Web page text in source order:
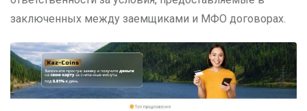
заключенных между заемщиками и МФО договорах.